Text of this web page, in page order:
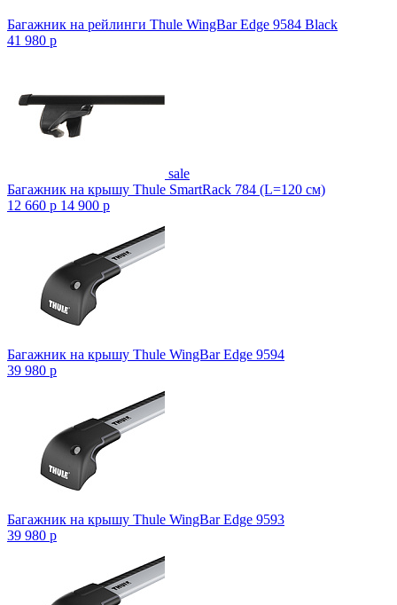
Багажник на рейлинги Thule WingBar Edge 9584 Black
41 980 p
sale
Багажник на крышу Thule SmartRack 784 (L=120 см)
12 660 p 14 900 p
Багажник на крышу Thule WingBar Edge 9594
39 980 p
Багажник на крышу Thule WingBar Edge 9593
39 980 p